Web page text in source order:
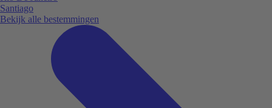
Santiago
Bekijk alle bestemmingen